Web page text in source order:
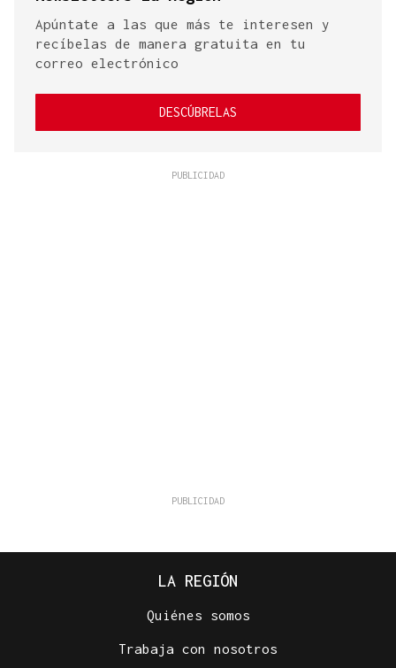
Apúntate a las que más te interesen y
recíbelas de manera gratuita en tu
correo electrónico
DESCÚBRELAS
LA REGIÓN
Quiénes somos
Trabaja con nosotros